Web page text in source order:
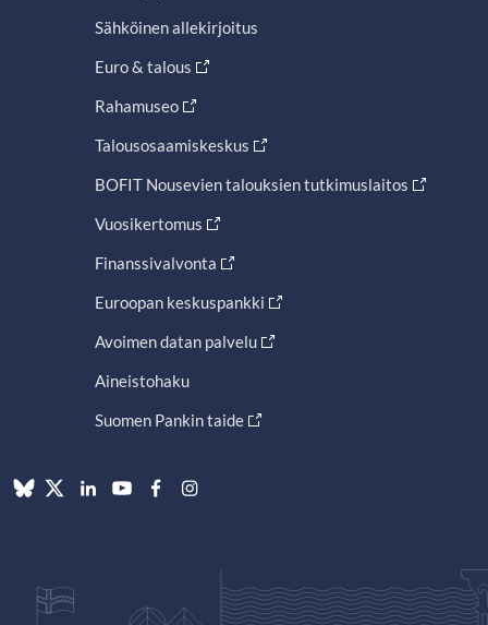
Sähköinen allekirjoitus
Euro & talous
Rahamuseo
Talousosaamiskeskus
BOFIT Nousevien talouksien tutkimuslaitos
Vuosikertomus
Finanssivalvonta
Euroopan keskuspankki
Avoimen datan palvelu
Aineistohaku
Suomen Pankin taide